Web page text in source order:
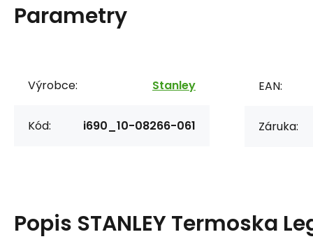
Parametry
Výrobce: Stanley
Kód: i690_10-08266-061
EAN:
Záruka:
Popis STANLEY Termoska